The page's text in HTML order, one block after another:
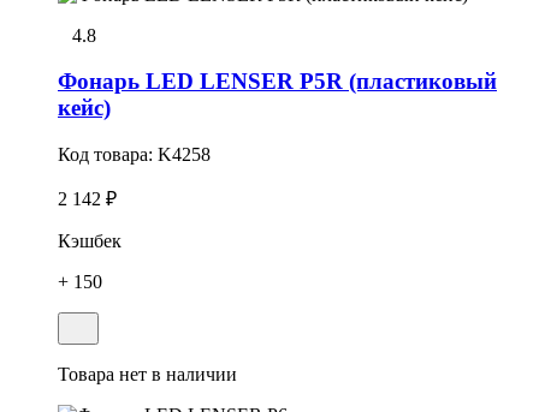
4.8
Фонарь LED LENSER P5R (пластиковый
кейс)
Код товара: K4258
2 142 ₽
Кэшбек
+ 150
Товара нет в наличии